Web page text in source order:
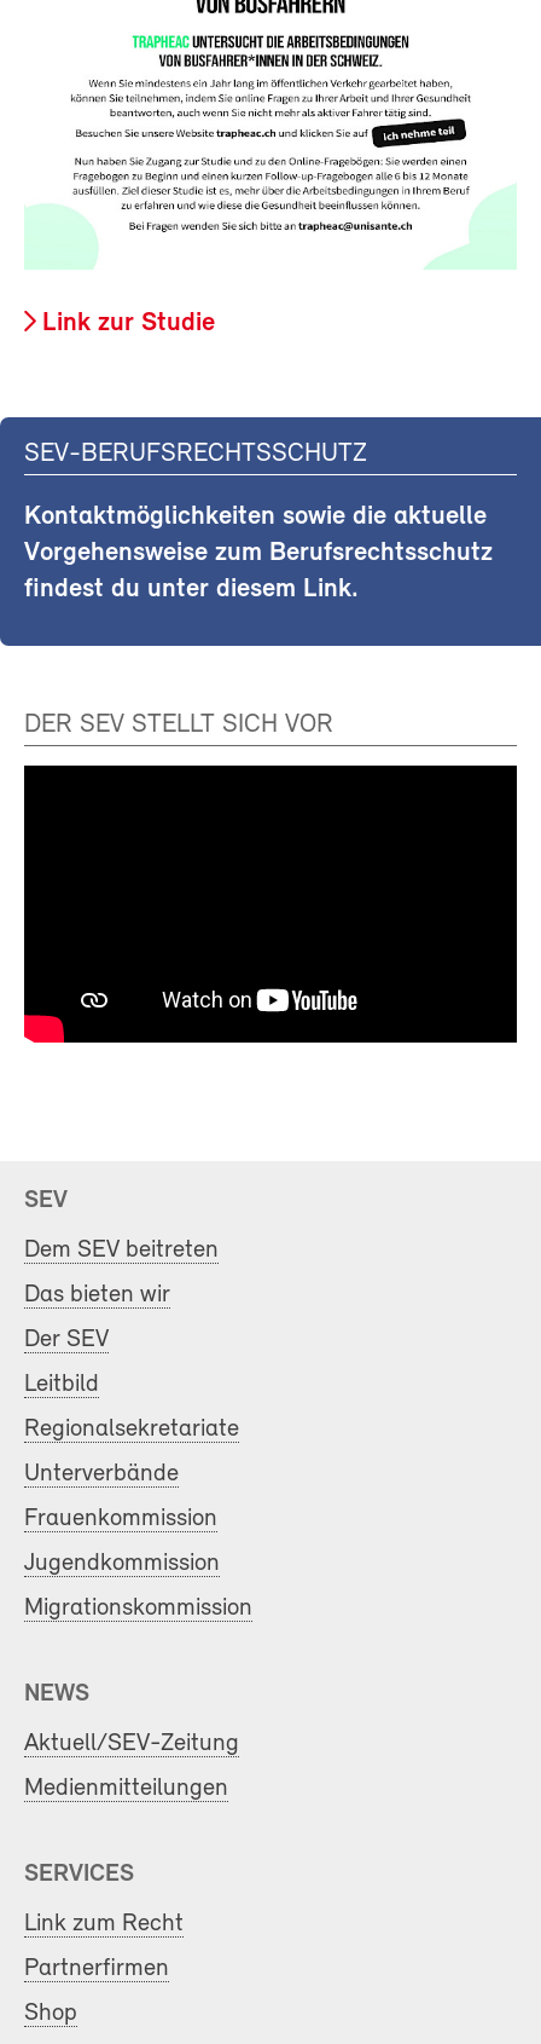
Link zur Studie
SEV-BERUFSRECHTSSCHUTZ
Kontaktmöglichkeiten sowie die aktuelle
Vorgehensweise zum Berufsrechtsschutz
findest du unter diesem Link.
DER SEV STELLT SICH VOR
SEV
Dem SEV beitreten
Das bieten wir
Der SEV
Leitbild
Regionalsekretariate
Unterverbände
Frauenkommission
Jugendkommission
Migrationskommission
NEWS
Aktuell/SEV-Zeitung
Medienmitteilungen
SERVICES
Link zum Recht
Partnerfirmen
Shop